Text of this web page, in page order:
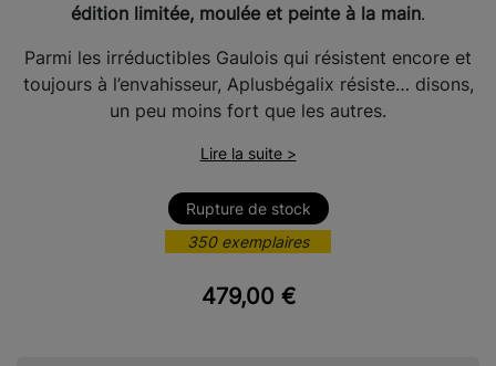
édition limitée, moulée et peinte à la main.
Parmi les irréductibles Gaulois qui résistent encore et
toujours à l’envahisseur, Aplusbégalix résiste… disons,
un peu moins fort que les autres.
Lire la suite >
Rupture de stock
350 exemplaires
479,00 €